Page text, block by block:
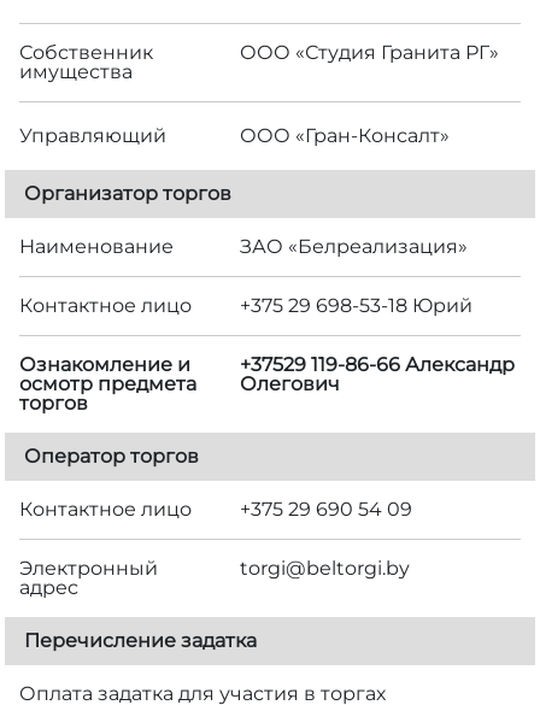
Собственник
имущества
ООО «Студия Гранита РГ»
Управляющий ООО «Гран-Консалт»
Организатор торгов
Наименование ЗАО «Белреализация»
Контактное лицо +375 29 698-53-18 Юрий
Ознакомление и
осмотр предмета
торгов
+37529 119-86-66 Александр
Олегович
Оператор торгов
Контактное лицо +375 29 690 54 09
Электронный
адрес
torgi@beltorgi.by
Перечисление задатка
Оплата задатка для участия в торгах